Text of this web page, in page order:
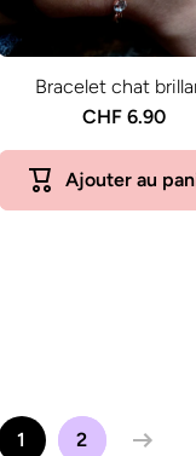
Bracelet chat
CHF 6.90
Ajouter au
1 2